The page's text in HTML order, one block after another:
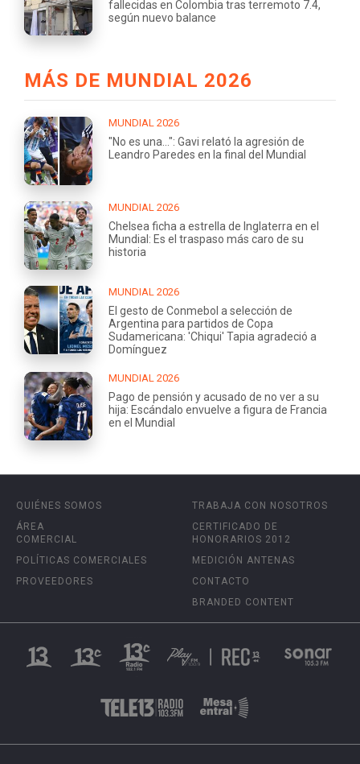
fallecidas en Colombia tras terremoto 7.4,
según nuevo balance
MÁS DE MUNDIAL 2026
MUNDIAL 2026
"No es una...": Gavi relató la agresión de
Leandro Paredes en la final del Mundial
MUNDIAL 2026
Chelsea ficha a estrella de Inglaterra en el
Mundial: Es el traspaso más caro de su
historia
MUNDIAL 2026
El gesto de Conmebol a selección de
Argentina para partidos de Copa
Sudamericana: 'Chiqui' Tapia agradeció a
Domínguez
MUNDIAL 2026
Pago de pensión y acusado de no ver a su
hija: Escándalo envuelve a figura de Francia
en el Mundial
QUIÉNES SOMOS
ÁREA
COMERCIAL
POLÍTICAS COMERCIALES
PROVEEDORES
TRABAJA CON NOSOTROS
CERTIFICADO DE
HONORARIOS 2012
MEDICIÓN ANTENAS
CONTACTO
BRANDED CONTENT